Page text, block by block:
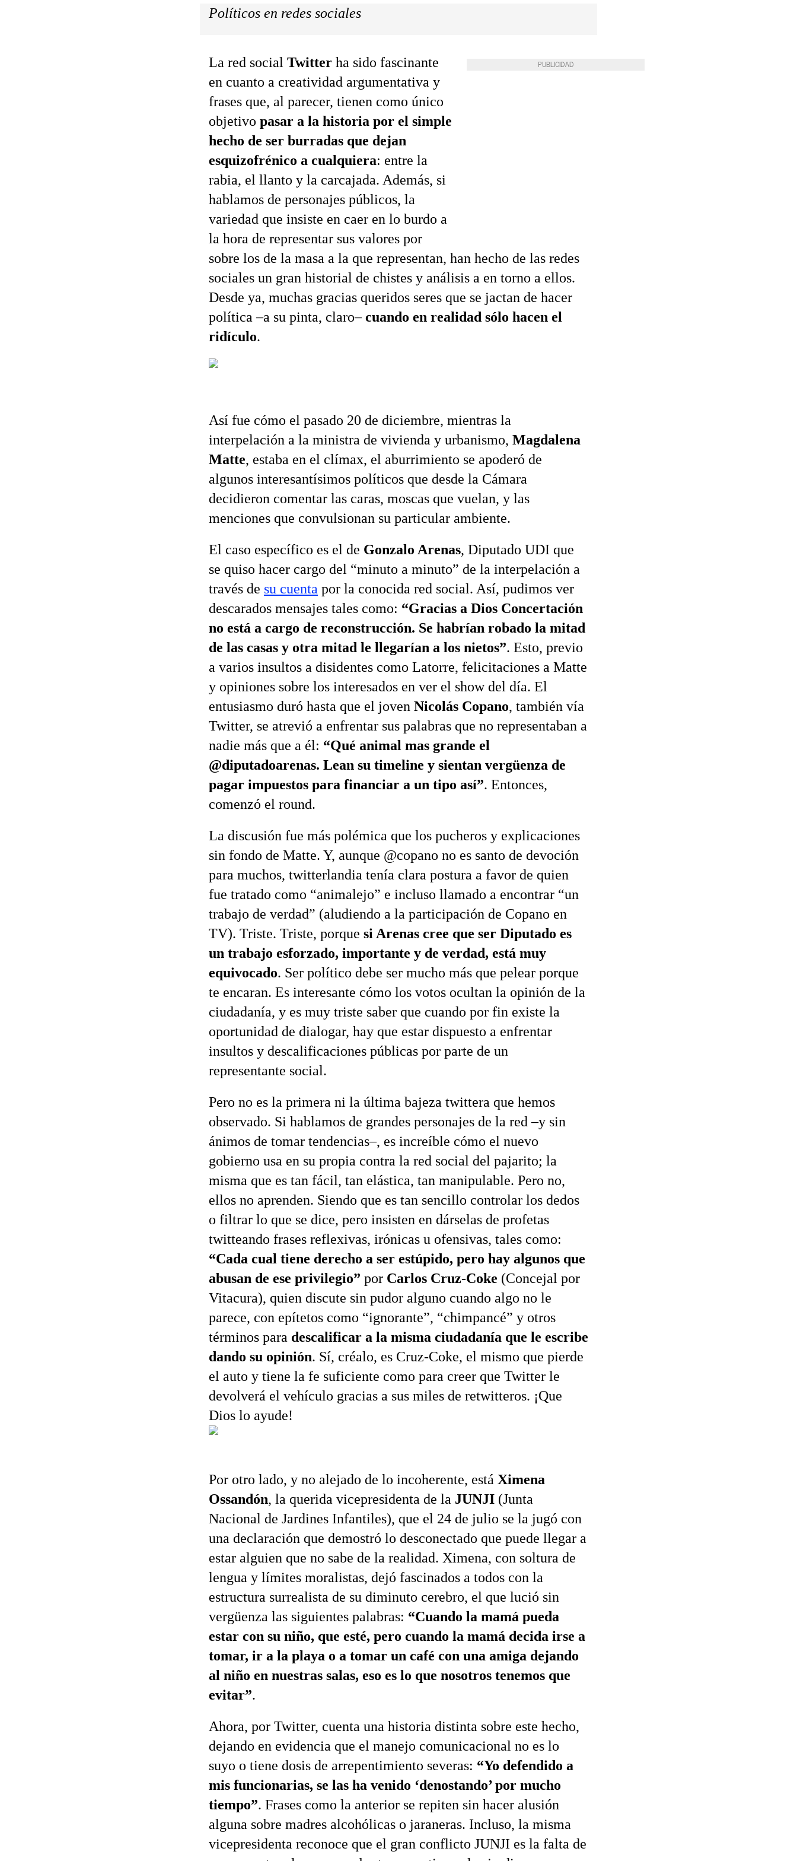
Políticos en redes sociales
PUBLICIDAD
La red social Twitter ha sido fascinante
en cuanto a creatividad argumentativa y
frases que, al parecer, tienen como único
objetivo pasar a la historia por el simple
hecho de ser burradas que dejan
esquizofrénico a cualquiera: entre la
rabia, el llanto y la carcajada. Además, si
hablamos de personajes públicos, la
variedad que insiste en caer en lo burdo a
la hora de representar sus valores por
sobre los de la masa a la que representan, han hecho de las redes
sociales un gran historial de chistes y análisis a en torno a ellos.
Desde ya, muchas gracias queridos seres que se jactan de hacer
política –a su pinta, claro–cuando en realidad sólo hacen el
ridículo.
Así fue cómo el pasado 20 de diciembre, mientras la
interpelación a la ministra de vivienda y urbanismo, Magdalena
Matte, estaba en el clímax, el aburrimiento se apoderó de
algunos interesantísimos políticos que desde la Cámara
decidieron comentar las caras, moscas que vuelan, y las
menciones que convulsionan su particular ambiente.
El caso específico es el de Gonzalo Arenas, Diputado UDI que
se quiso hacer cargo del “minuto a minuto” de la interpelación a
través de su cuenta por la conocida red social. Así, pudimos ver
descarados mensajes tales como: “Gracias a Dios Concertación
no está a cargo de reconstrucción. Se habrían robado la mitad
de las casas y otra mitad le llegarían a los nietos”. Esto, previo
a varios insultos a disidentes como Latorre, felicitaciones a Matte
y opiniones sobre los interesados en ver el show del día. El
entusiasmo duró hasta que el joven Nicolás Copano, también vía
Twitter, se atrevió a enfrentar sus palabras que no representaban a
nadie más que a él: “Qué animal mas grande el
@diputadoarenas. Lean su timeline y sientan vergüenza de
pagar impuestos para financiar a un tipo así”. Entonces,
comenzó el round.
La discusión fue más polémica que los pucheros y explicaciones
sin fondo de Matte. Y, aunque @copano no es santo de devoción
para muchos, twitterlandia tenía clara postura a favor de quien
fue tratado como “animalejo” e incluso llamado a encontrar “un
trabajo de verdad” (aludiendo a la participación de Copano en
TV). Triste. Triste, porque si Arenas cree que ser Diputado es
un trabajo esforzado, importante y de verdad, está muy
equivocado. Ser político debe ser mucho más que pelear porque
te encaran. Es interesante cómo los votos ocultan la opinión de la
ciudadanía, y es muy triste saber que cuando por fin existe la
oportunidad de dialogar, hay que estar dispuesto a enfrentar
insultos y descalificaciones públicas por parte de un
representante social.
Pero no es la primera ni la última bajeza twittera que hemos
observado. Si hablamos de grandes personajes de la red –y sin
ánimos de tomar tendencias–, es increíble cómo el nuevo
gobierno usa en su propia contra la red social del pajarito; la
misma que es tan fácil, tan elástica, tan manipulable. Pero no,
ellos no aprenden. Siendo que es tan sencillo controlar los dedos
o filtrar lo que se dice, pero insisten en dárselas de profetas
twitteando frases reflexivas, irónicas u ofensivas, tales como:
“Cada cual tiene derecho a ser estúpido, pero hay algunos que
abusan de ese privilegio” por Carlos Cruz-Coke (Concejal por
Vitacura), quien discute sin pudor alguno cuando algo no le
parece, con epítetos como “ignorante”, “chimpancé” y otros
términos para descalificar a la misma ciudadanía que le escribe
dando su opinión. Sí, créalo, es Cruz-Coke, el mismo que pierde
el auto y tiene la fe suficiente como para creer que Twitter le
devolverá el vehículo gracias a sus miles de retwitteros. ¡Que
Dios lo ayude!
Por otro lado, y no alejado de lo incoherente, está Ximena
Ossandón, la querida vicepresidenta de la JUNJI (Junta
Nacional de Jardines Infantiles), que el 24 de julio se la jugó con
una declaración que demostró lo desconectado que puede llegar a
estar alguien que no sabe de la realidad. Ximena, con soltura de
lengua y límites moralistas, dejó fascinados a todos con la
estructura surrealista de su diminuto cerebro, el que lució sin
vergüenza las siguientes palabras: “Cuando la mamá pueda
estar con su niño, que esté, pero cuando la mamá decida irse a
tomar, ir a la playa o a tomar un café con una amiga dejando
al niño en nuestras salas, eso es lo que nosotros tenemos que
evitar”.
Ahora, por Twitter, cuenta una historia distinta sobre este hecho,
dejando en evidencia que el manejo comunicacional no es lo
suyo o tiene dosis de arrepentimiento severas: “Yo defendido a
mis funcionarias, se las ha venido ‘denostando’ por mucho
tiempo”. Frases como la anterior se repiten sin hacer alusión
alguna sobre madres alcohólicas o jaraneras. Incluso, la misma
vicepresidenta reconoce que el gran conflicto JUNJI es la falta de